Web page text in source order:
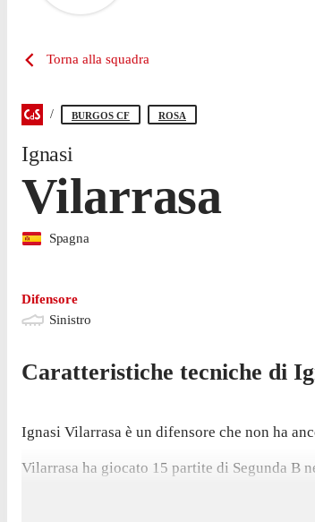
Torna alla squadra
BURGOS CF ROSA
Ignasi
Vilarrasa
Spagna
Difensore
Sinistro
Caratteristiche tecniche di
Ignasi Vilarrasa è un difensore che non ha
Vilarrasa ha giocato 15 partite di Segunda B
Vilarrasa è passato tra le fila nel novembre